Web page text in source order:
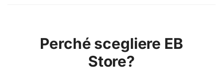
Perché scegliere EB
Store?